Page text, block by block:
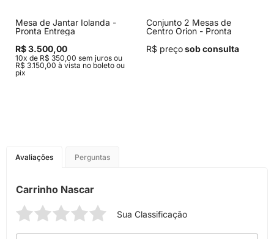
Mesa de Jantar Iolanda -
Pronta Entrega
R$ 3.500,00
10x de R$ 350,00 sem juros ou
R$ 3.150,00 à vista no boleto ou
pix
Conjunto 2 Mesas de
Centro Orion - Pronta
R$ preçosob consulta
Avaliações Perguntas
Carrinho Nascar
Sua Classificação